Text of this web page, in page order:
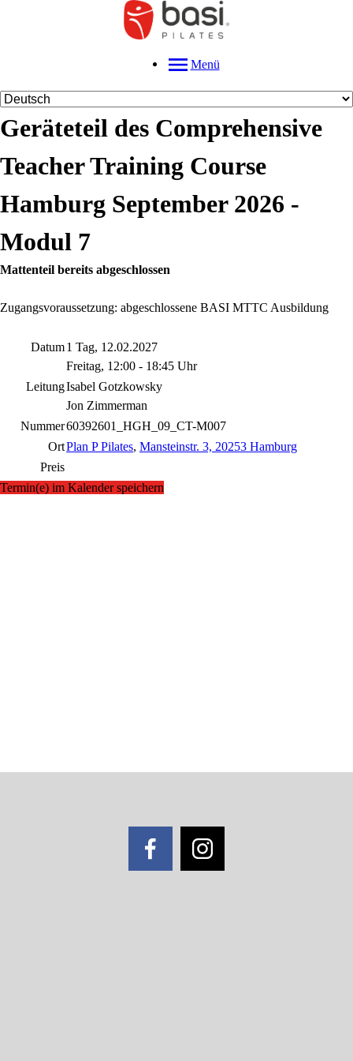
Menü
Geräteteil des Comprehensive
Teacher Training Course
Hamburg September 2026 -
Modul 7
Mattenteil bereits abgeschlossen
Zugangsvoraussetzung: abgeschlossene BASI MTTC Ausbildung
Datum1 Tag, 12.02.2027
Freitag, 12:00 - 18:45 Uhr
LeitungIsabel Gotzkowsky
Jon Zimmerman
Nummer60392601_HGH_09_CT-M007
OrtPlan P Pilates, Mansteinstr. 3, 20253 Hamburg
Preis
Termin(e) im Kalender speichern